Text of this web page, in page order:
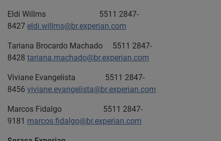
Eldi Willms 5511 2847-
8427 eldi.willms@br.experian.com
Tariana Brocardo Machado 5511 2847-
8428 tariana.machado@br.experian.com
Viviane Evangelista 5511 2847-
8456 viviane.evangelista@br.experian.com
Marcos Fidalgo 5511 2847-
9181 marcos.fidalgo@br.experian.com